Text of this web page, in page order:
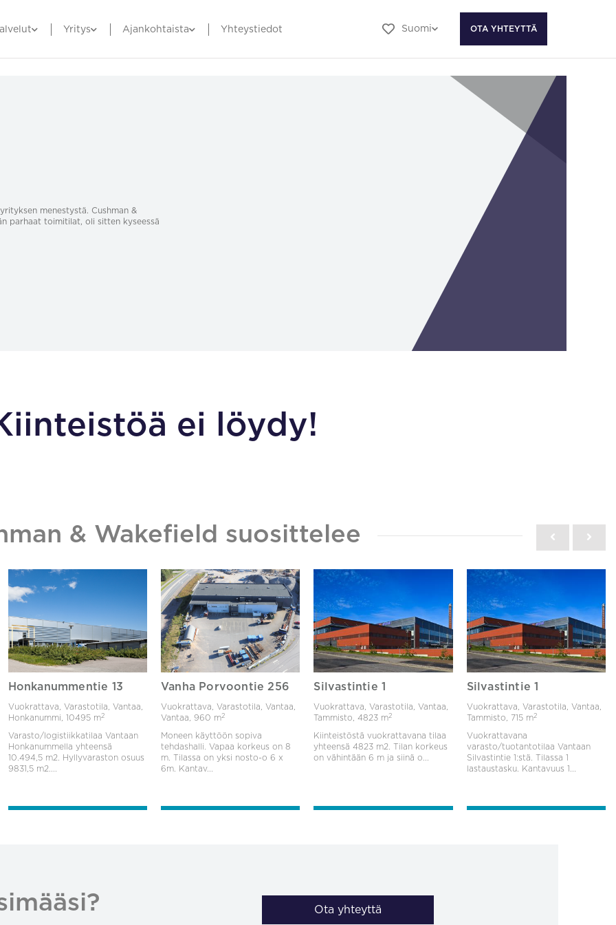
Yritys Ajankohtaista Yhteystiedot Suomi OTA YHTEYTTÄ
menestystä. Cushman &
parhaat toimitilat, oli sitten kyseessä
ei löydy!
& Wakefield suosittelee
Honkanummentie 13
Vuokrattava, Varastotila, Vantaa,
Honkanummi, 10495 m2
Varasto/logistiikkatilaa Vantaan
Honkanummella yhteensä
10.494,5 m2. Hyllyvaraston osuus
9831,5 m2....
Vanha Porvoontie 256
Vuokrattava, Varastotila, Vantaa,
Vantaa, 960 m2
Moneen käyttöön sopiva
tehdashalli. Vapaa korkeus on 8
m. Tilassa on yksi nosto-o 6 x
6m. Kantav...
Silvastintie 1
Vuokrattava, Varastotila, Vantaa,
Tammisto,4823 m2
Kiinteistöstä vuokrattavana tilaa
yhteensä 4823 m2. Tilan korkeus
on vähintään 6 m ja siinä o...
Silvastintie 1
Vuokrattava, Varastotila, Vantaa,
Tammisto,
715 m2
Vuokrattavana
varasto/tuotantotilaa Vantaan
Silvastintie 1:stä. Tilassa 1
lastaustasku. Kantavuus 1...
Ota yhteyttä